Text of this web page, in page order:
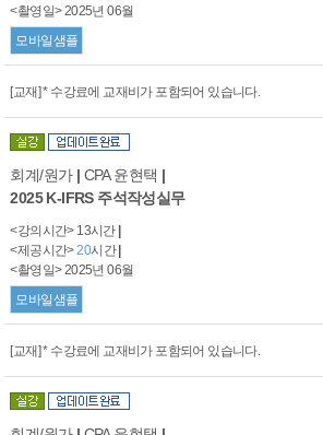
<촬영일> 2025년 06월
모바일샘플
[교재] * 수강료에 교재비가 포함되어 있습니다.
회계/원가 | CPA 윤현택 |
2025 K-IFRS 주석작성실무
<강의시간> 13시간
<제공시간>20시간
<촬영일> 2025년 06월
모바일샘플
[교재] * 수강료에 교재비가 포함되어 있습니다.